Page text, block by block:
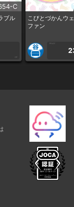
C
ブル
CP
こびとづかんウ
ファン
1PLAY